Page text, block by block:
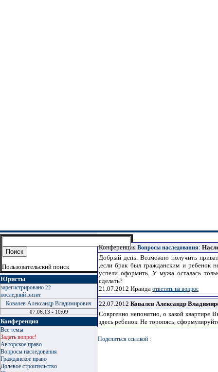
Пользовательский поиск
Юристы
зарегистрировано 22
последний визит
Ковалев Александр Владимирович
07.06.13 - 10:09
Конференция
Все темы
Задать вопрос!
Авторское право
Вопросы наследования
Гражданское право
Долевое строительство
Конференция Вопросы наследования:
Добрый день. Возможно получить
,еcли брак был гражданским и
успели оформить. У мужа осталась
сделать?
21.07.2012 Ираида ответить на вопрос
22.07.2012 Ковалев Александр
Совргенно непонятно, о какой квартире
здесь ребенок. Не торопясь,
Поделиться ссылкой :